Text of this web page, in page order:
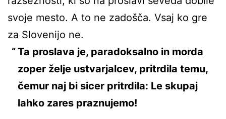
svoje mesto. A to ne zadošča. Vsaj ko gre
za Slovenijo ne.
Ta proslava je, paradoksalno in morda
zoper želje ustvarjalcev, pritrdila temu,
čemur naj bi sicer pritrdila: Le skupaj
lahko zares praznujemo!